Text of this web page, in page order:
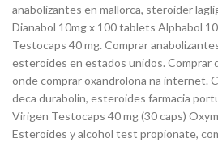
anabolizantes en mallorca, steroider
Dianabol 10mg x 100 tablets Alphabol
Testocaps 40 mg. Comprar
esteroides en estados unidos. Comprar
onde comprar oxandrolona na internet.
deca durabolin, esteroides farmacia
Virigen Testocaps 40 mg (30 caps)
Esteroides y alcohol test propionate,